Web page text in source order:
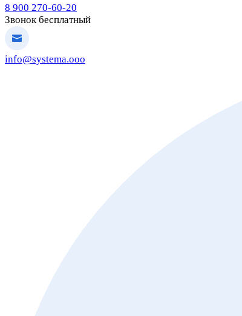
8 900 270-60-20
Звонок бесплатный
info@systema.ooo